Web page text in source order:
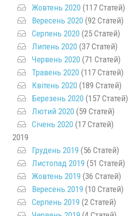
Жовтень 2020 (117 Статей)
Вересень 2020 (92 Статей)
Серпень 2020 (25 Статей)
Липень 2020 (37 Статей)
Червень 2020 (71 Статей)
Травень 2020 (117 Статей)
Квітень 2020 (189 Статей)
Березень 2020 (157 Статей)
Лютий 2020 (59 Статей)
Січень 2020 (17 Статей)
2019
Грудень 2019 (56 Статей)
Листопад 2019 (51 Статей)
Жовтень 2019 (36 Статей)
Вересень 2019 (10 Статей)
Серпень 2019 (2 Статей)